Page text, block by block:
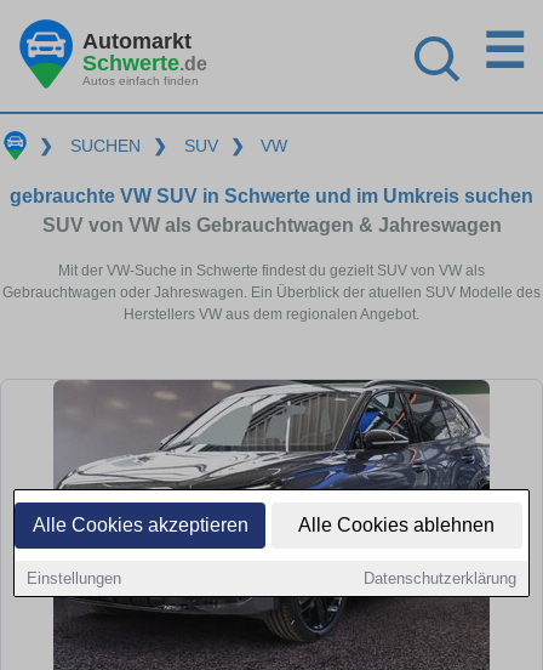
Alle Cookies akzeptieren Alle Cookies ablehnen
Einstellungen Datenschutzerklärung
Automarkt
Schwerte.de
Autos einfach finden
☰
❯ SUCHEN ❯ SUV ❯ VW
gebrauchte VW SUV in Schwerte und im Umkreis suchen
SUV von VW als Gebrauchtwagen & Jahreswagen
Mit der VW-Suche in Schwerte findest du gezielt SUV von VW als
Gebrauchtwagen oder Jahreswagen. Ein Überblick der atuellen SUV Modelle des
Herstellers VW aus dem regionalen Angebot.